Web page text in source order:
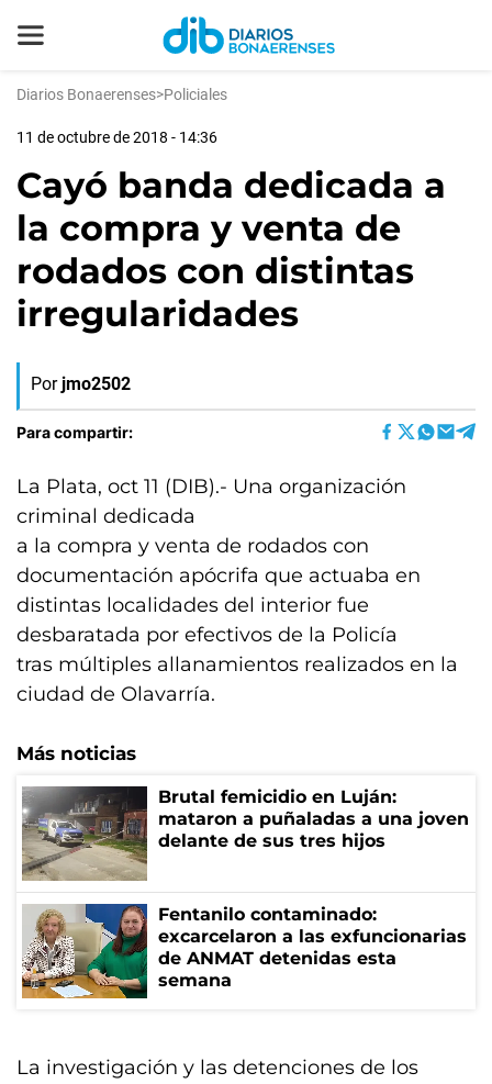
Diarios Bonaerenses>Policiales
11 de octubre de 2018 - 14:36
Cayó banda dedicada a
la compra y venta de
rodados con distintas
irregularidades
Por jmo2502
Para compartir:
La Plata, oct 11 (DIB).- Una organización
criminal dedicada
a la compra y venta de rodados con
documentación apócrifa que actuaba en
distintas localidades del interior fue
desbaratada por efectivos de la Policía
tras múltiples allanamientos realizados en la
ciudad de Olavarría.
Más noticias
Brutal femicidio en Luján:
mataron a puñaladas a una joven
delante de sus tres hijos
Fentanilo contaminado:
excarcelaron a las exfuncionarias
de ANMAT detenidas esta
semana
La investigación y las detenciones de los